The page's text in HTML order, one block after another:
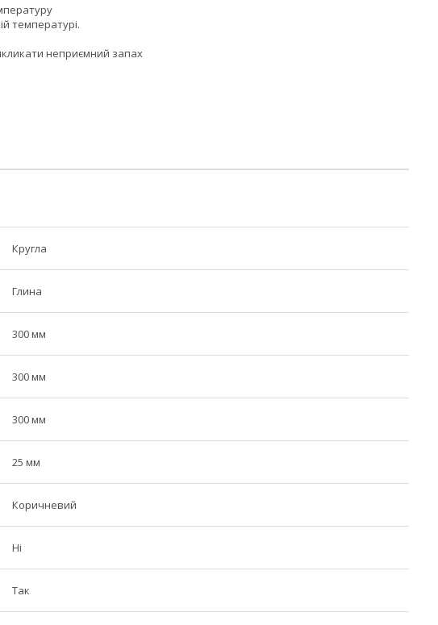
температурі.
неприємний запах
Кругла
Глина
300 мм
300 мм
300 мм
25 мм
Коричневий
Ні
Так